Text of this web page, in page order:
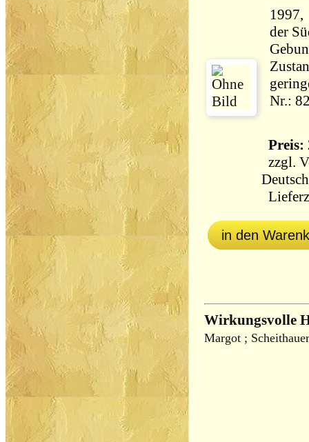
der
Nr.:
Preis:
zzgl.
in den
Wirkungsvolle
Margot ;